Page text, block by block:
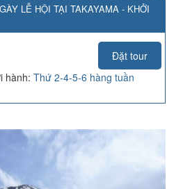
LỄ HỘI TẠI TAKAYAMA - KHỞI
Đặt tour
hành: Thứ 2-4-5-6 hàng tuần